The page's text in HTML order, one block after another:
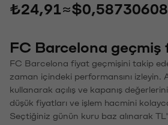
₺24,91 ≈$0,58730608
FC Barcelona geçmiş
FC Barcelona fiyat geçmişini takip
zaman içindeki performansını izleyin.
kullanarak açılış ve kapanış
düşük fiyatları ve işlem hacmini
Seçtiğiniz günün kuru baz alınarak